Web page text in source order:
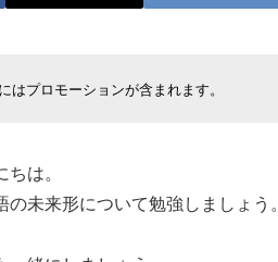
はプロモーションが含まれます。
ちは。
の未来形について勉強しましょう。